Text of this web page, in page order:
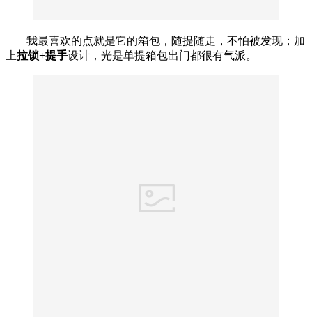
我最喜欢的点就是它的箱包，随提随走，不怕被发现；加
上拉锁+提手设计，光是单提箱包出门都很有气派。